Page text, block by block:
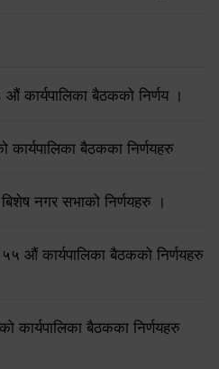
कार्यपालिका बैठकको निर्णय ।
बैठकका निर्णयहरु
नगर सभाको निर्णयहरु ।
औं कार्यपालिका बैठकको निर्णयहरु
बैठकका निर्णयहरु